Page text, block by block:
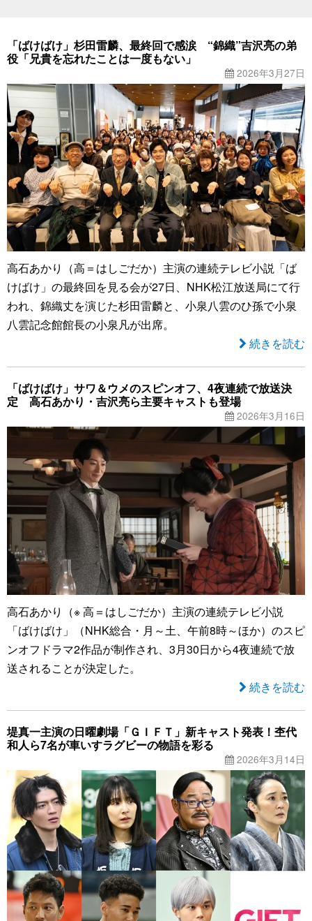
「ばけばけ」杉田雷麟、最終回で感涙 “錦織”吉沢亮の弟
役「兄貴を忘れたことは一度もない」
2026年3月27日
高石あかり（高＝はしごだか）主演の連続テレビ小説「ば
けばけ」の最終回を見る会が27日、NHK松江放送局にて行
われ、錦織丈を演じた杉田雷麟と、小泉八雲のひ孫で小泉
八雲記念館館長の小泉凡が出席。
続きを読む
「ばけばけ」サワ＆ウメのスピンオフ、4夜連続で放送決
定 高石あかり・吉沢亮ら主要キャストも登場
2026年3月16日
高石あかり（※ 高＝はしごだか）主演の連続テレビ小説
「ばけばけ」（NHK総合・月～土、午前8時～ほか）のスピ
ンオフドラマ2作品が制作され、3月30日から4夜連続で放
送されることが決定した。
続きを読む
堤真一主演の日曜劇場「ＧＩＦＴ」新キャスト発表！杢代
和人ら7名が車いすラグビーの物語を彩る
2026年3月14日